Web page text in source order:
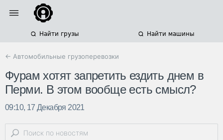
Найти грузы Найти машины
← Автомобильные грузоперевозки
Фурам хотят запретить ездить днем в
Перми. В этом вообще есть смысл?
09:10, 17 Декабря 2021